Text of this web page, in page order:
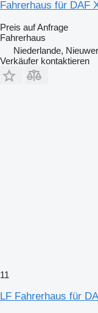
Fahrerhaus für DAF
Preis auf Anfrage
Fahrerhaus
Niederlande,
Verkäufer kontaktieren
11
LF Fahrerhaus für